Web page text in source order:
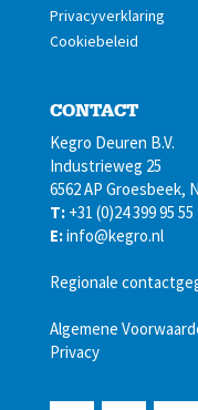
Privacyverklaring
Cookiebeleid
CONTACT
Kegro Deuren B.V.
Industrieweg 25
6562 AP Groesbeek,
T: +31 (0)24 399 95 55
E:info@kegro.nl
Regionale
Algemene
Privacy